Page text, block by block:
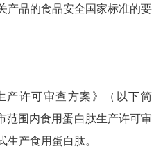
产品的食品安全国家标准的要
产许可审查方案》（以下简
范围内食用蛋白肽生产许可审
生产食用蛋白肽。